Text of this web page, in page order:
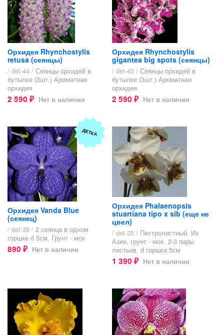
Орхидея Rhynchostylis
retusa (сеянцы)
/ det-44 / Сеянцы орхидей в
бутылке (3шт.) Ароматная
орхидея
2 590 ₽ Нет в наличии
Орхидея Rhynchostylis
gigantea big spots (сеянцы)
/ det-43 / Сеянцы орхидей в
бутылке (3шт.) Ароматная
орхидея
2 590 ₽ Нет в наличии
ДЕТКА
Орхидея Vanda Blue
(сеянец)
/ det-39 / 2 сеянца в одном
горшке d 5см. Грунт - мох
890 ₽ Нет в наличии
Орхидея Phalaenopsis
stuartiana tipo x sib (еще не
цвел)
/ det-35 / Пестролистный. Из
Азии, грунт - мох. 2-3 пары
листьев, d горшка 5см
1 390 ₽ Нет в наличии